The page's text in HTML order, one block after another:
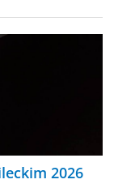
2026